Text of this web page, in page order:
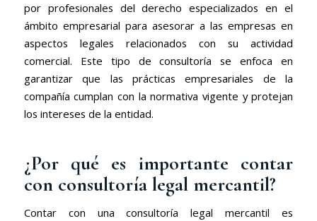
por profesionales del derecho especializados en el
ámbito empresarial para asesorar a las empresas en
aspectos legales relacionados con su actividad
comercial. Este tipo de consultoría se enfoca en
garantizar que las prácticas empresariales de la
compañía cumplan con la normativa vigente y protejan
los intereses de la entidad.
¿Por qué es importante contar
con consultoría legal mercantil?
Contar con una consultoría legal mercantil es